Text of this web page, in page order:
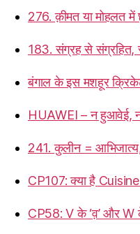
276. क़ीमत या मोहलत में
183. संग्रह से संग्रहित,
बंगाल के इस मशहूर
HUAWEI – न हुआवेई, न
241. कुलीन =
CP107: क्या है
CP58: V के ‘व़’ और W